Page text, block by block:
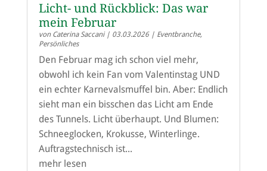
Licht- und Rückblick: Das war
mein Februar
von Caterina Saccani| 03.03.2026| Eventbranche,
Persönliches
Den Februar mag ich schon viel mehr,
obwohl ich kein Fan vom Valentinstag UND
ein echter Karnevalsmuffel bin. Aber: Endlich
sieht man ein bisschen das Licht am Ende
des Tunnels. Licht überhaupt. Und Blumen:
Schneeglocken, Krokusse, Winterlinge.
Auftragstechnisch ist...
mehr lesen